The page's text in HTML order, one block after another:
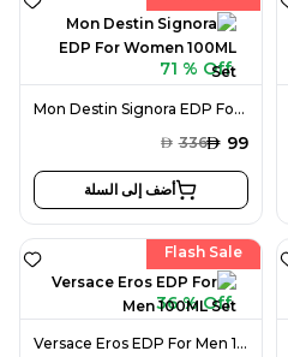
71 % Off
Mon Destin Signora EDP For Women 100ML Set
AED 99
AED 336
أضف إلى السلة
Flash Sale
36 % Off
Versace Eros EDP For Men 100ML Set